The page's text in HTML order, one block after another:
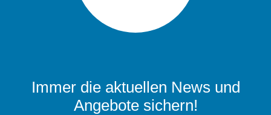
Immer die aktuellen News und
Angebote sichern!